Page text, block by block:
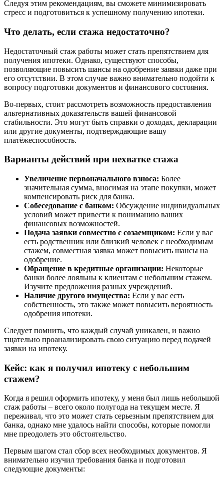
Следуя этим рекомендациям, вы сможете минимизировать
стресс и подготовиться к успешному получению ипотеки.
Что делать, если стажа недостаточно?
Недостаточный стаж работы может стать препятствием для
получения ипотеки. Однако, существуют способы,
позволяющие повысить шансы на одобрение заявки даже при
его отсутствии. В этом случае важно внимательно подойти к
вопросу подготовки документов и финансового состояния.
Во-первых, стоит рассмотреть возможность предоставления
альтернативных доказательств вашей финансовой
стабильности. Это могут быть справки о доходах, декларации
или другие документы, подтверждающие вашу
платёжеспособность.
Варианты действий при нехватке стажа
Увеличение первоначального взноса: Более
значительная сумма, вносимая на этапе покупки, может
компенсировать риск для банка.
Собеседование с банком: Обсуждение индивидуальных
условий может привести к пониманию ваших
финансовых возможностей.
Подача заявки совместно с созаемщиком: Если у вас
есть родственник или близкий человек с необходимым
стажем, совместная заявка может повысить шансы на
одобрение.
Обращение в кредитные организации: Некоторые
банки более лояльны к клиентам с небольшим стажем.
Изучите предложения разных учреждений.
Наличие другого имущества: Если у вас есть
собственность, это также может повысить вероятность
одобрения ипотеки.
Следует помнить, что каждый случай уникален, и важно
тщательно проанализировать свою ситуацию перед подачей
заявки на ипотеку.
Кейс: как я получил ипотеку с небольшим
стажем?
Когда я решил оформить ипотеку, у меня был лишь небольшой
стаж работы – всего около полугода на текущем месте. Я
переживал, что это может стать серьезным препятствием для
банка, однако мне удалось найти способы, которые помогли
мне преодолеть это обстоятельство.
Первым шагом стал сбор всех необходимых документов. Я
внимательно изучил требования банка и подготовил
следующие документы: